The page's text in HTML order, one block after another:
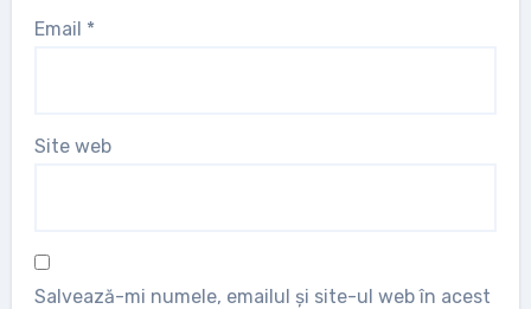
Email *
Site web
Salvează-mi numele, emailul și site-ul web în acest